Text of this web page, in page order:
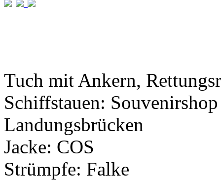
Tuch mit Ankern,
Schiffstauen:
Landungsbrücken
Jacke: COS
Strümpfe: Falke